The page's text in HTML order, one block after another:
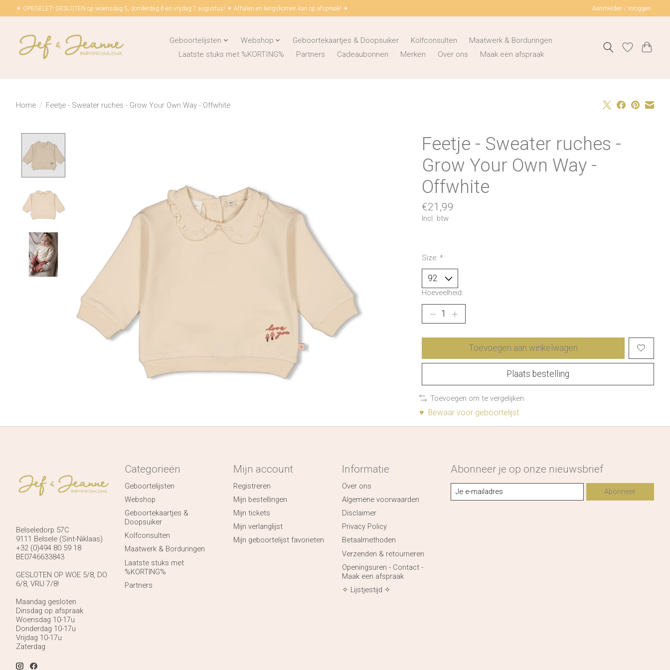
☀ OPEGELET! GESLOTEN op woensdag 5, donderdag 6 en vrijdag 7 augustus! ☀ Afhalen en langskomen kan op afspraak! ☀ Aanmelden / Inloggen
Geboortelijsten Webshop Geboortekaartjes & Doopsuiker Kolfconsulten
Maatwerk & Borduringen
Laatste stuks met %KORTING%
Partners Cadeaubonnen Merken Over ons Maak een afspraak
Home / Feetje - Sweater ruches - Grow Your Own Way - Offwhite
Feetje - Sweater ruches -
Grow Your Own Way -
Offwhite
€21,99
Incl. btw
Size: *
Hoeveelheid:
Toevoegen aan winkelwagen
Plaats bestelling
Toevoegen om te vergelijken
♥ Bewaar voor geboortelijst
Belseledorp 57C
9111 Belsele (Sint-Niklaas)
+32 (0)494 80 59 18
BE0746633843
GESLOTEN OP WOE 5/8, DO
6/8, VRIJ 7/8!
Maandag gesloten
Dinsdag op afspraak
Woensdag 10-17u
Donderdag 10-17u
Vrijdag 10-17u
Zaterdag
Categorieën
Geboortelijsten
Webshop
Geboortekaartjes &
Doopsuiker
Kolfconsulten
Maatwerk & Borduringen
Laatste stuks met
%KORTING%
Partners
Mijn account
Registreren
Mijn bestellingen
Mijn tickets
Mijn verlanglijst
Mijn geboortelijst favorieten
Informatie
Over ons
Algemene voorwaarden
Disclaimer
Privacy Policy
Betaalmethoden
Verzenden & retourneren
Openingsuren - Contact -
Maak een afspraak
✧ Lijstjestijd ✧
Abonneer je op onze nieuwsbrief
Abonneer